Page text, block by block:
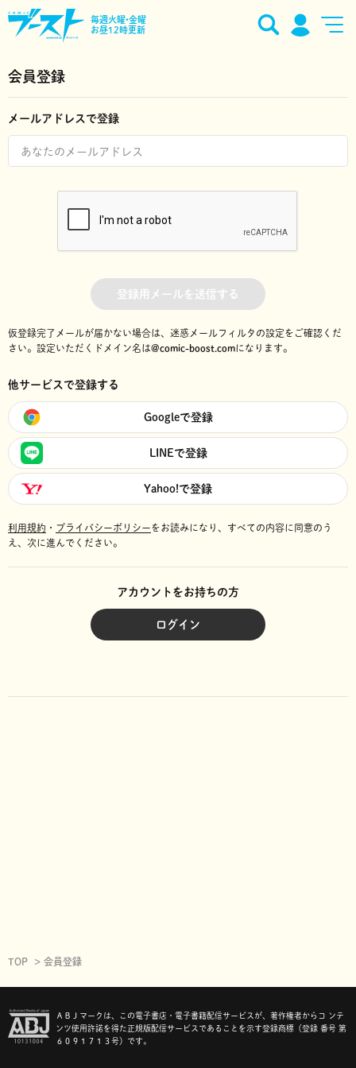
毎週火曜•金曜
お昼12時更新
会員登録
メールアドレスで登録
登録用メールを送信する
仮登録完了メールが届かない場合は、迷惑メールフィルタの設定をご確認くだ
さい。 設定いただくドメイン名は@comic-boost.comになります。
他サービスで登録する
Googleで登録
LINEで登録
Yahoo!で登録
利用規約 ・ プライバシーポリシーをお読みになり、 すべての内容に同意のう
え、次に進んでください。
アカウントをお持ちの方
ログイン
TOP 会員登録
ＡＢＪマークは、この電子書店・電子書籍配信サービスが、著作権者からコ ンテ
ンツ使用許諾を得た正規版配信サービスであることを示す登録商標（登録 番号 第
６０９１７１３号）です。